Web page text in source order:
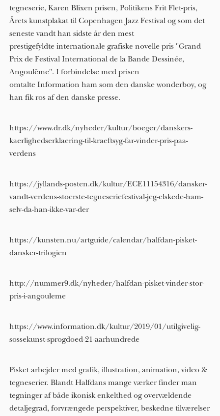
tegneserie, Karen Blixen prisen, Politikens Frit Flet-pris,
Årets kunstplakat til Copenhagen Jazz Festival og som det
seneste vandt han sidste år den mest
prestigefyldte internationale grafiske novelle pris "Grand
Prix de Festival International de la Bande Dessinée,
Angoulême". I forbindelse med prisen
omtalte Information ham som den danske wonderboy, og
han fik ros af den danske presse.
https://www.dr.dk/nyheder/kultur/boeger/danskers-
kaerlighedserklaering-til-kraeftsyg-far-vinder-pris-paa-
verdens
https://jyllands-posten.dk/kultur/ECE11154316/dansker-
vandt-verdens-stoerste-tegneseriefestival-jeg-elskede-ham-
selv-da-han-ikke-var-der
https://kunsten.nu/artguide/calendar/halfdan-pisket-
dansker-trilogien
http://nummer9.dk/nyheder/halfdan-pisket-vinder-stor-
pris-i-angouleme
https://www.information.dk/kultur/2019/01/utilgivelig-
sossekunst-sprogdoed-21-aarhundrede
Pisket arbejder med grafik, illustration, animation, video &
tegneserier. Blandt Halfdans mange værker finder man
tegninger af både ikonisk enkelthed og overvældende
detaljegrad, forvrængede perspektiver, beskedne tilværelser